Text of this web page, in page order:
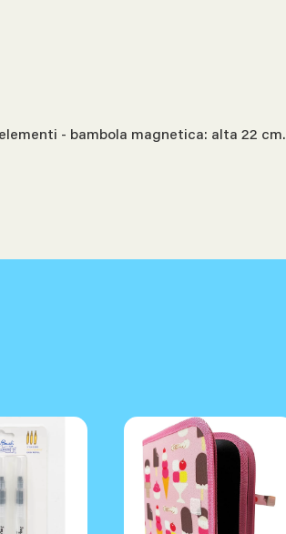
- bambola magnetica: alta 22 cm.